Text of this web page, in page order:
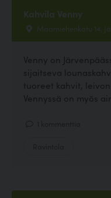
Kahvila Venny
Maamiehenkatu 14,
Venny on
sijaitseva
tuoreet kahvit,
Vennyssä on myös